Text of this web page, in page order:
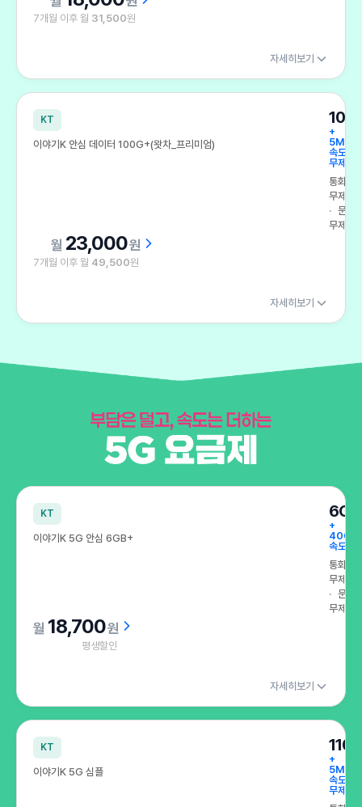
7개월 이후 월 31,500원
자세히보기
KT
이야기K 안심 데이터 100G+(왓차_프리미엄)
+
속도
무제한
통화
무제한
문자
무제한
23,000원
7개월 이후 월 49,500원
자세히보기
부담은 덜고, 속도는 더하는 5G 요금제
KT
이야기K 5G 안심 6GB+
6GB
+
속도 무
통화
무제한
문자
무제한
18,700원
평생할인
자세히보기
KT
이야기K 5G 심플
+
속도
무제한